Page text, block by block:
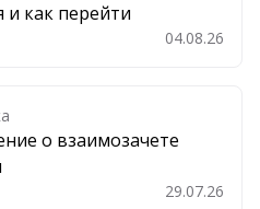
и как перейти
04.08.26
о взаимозачете
29.07.26